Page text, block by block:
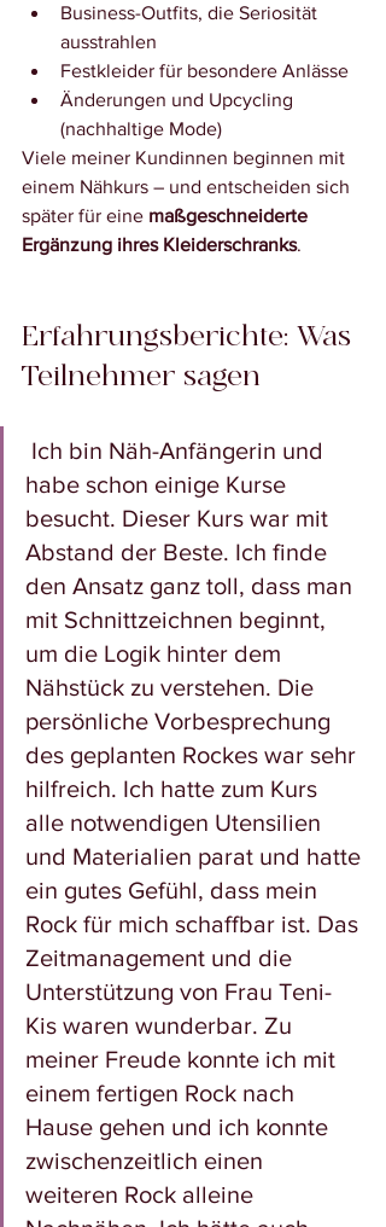
Business-Outfits, die Seriosität
ausstrahlen
Festkleider für besondere Anlässe
Änderungen und Upcycling
(nachhaltige Mode)
Viele meiner Kundinnen beginnen mit
einem Nähkurs – und entscheiden sich
später für eine maßgeschneiderte
Ergänzung ihres Kleiderschranks.
Erfahrungsberichte: Was
Teilnehmer sagen
Ich bin Näh-Anfängerin und
habe schon einige Kurse
besucht. Dieser Kurs war mit
Abstand der Beste. Ich finde
den Ansatz ganz toll, dass man
mit Schnittzeichnen beginnt,
um die Logik hinter dem
Nähstück zu verstehen. Die
persönliche Vorbesprechung
des geplanten Rockes war sehr
hilfreich. Ich hatte zum Kurs
alle notwendigen Utensilien
und Materialien parat und hatte
ein gutes Gefühl, dass mein
Rock für mich schaffbar ist. Das
Zeitmanagement und die
Unterstützung von Frau Teni-
Kis waren wunderbar. Zu
meiner Freude konnte ich mit
einem fertigen Rock nach
Hause gehen und ich konnte
zwischenzeitlich einen
weiteren Rock alleine